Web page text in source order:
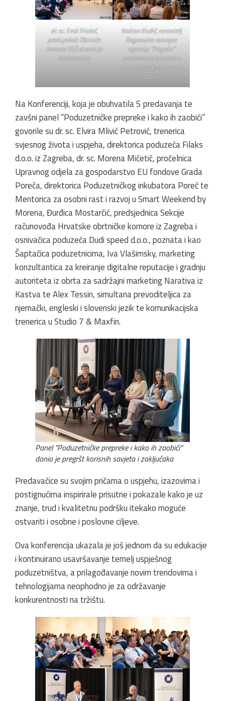
dr. sc. Emil Priskić,
predsjednik Obrtniče
komore PGŽ otvorio je
Konferenciju
Vedran Kružić, ravnatelj
Regionalne razvojne
agencije ”Prigoda”
pozdravio je prisutne u
ime Primorsko-goranske
županije
Na Konferenciji, koja je obuhvatila 5 predavanja te
zavšni panel ”Poduzetničke prepreke i kako ih zaobići”
govorile su dr. sc. Elvira Mlivić Petrović, trenerica
svjesnog života i uspjeha, direktorica poduzeća Filaks
d.o.o. iz Zagreba, dr. sc. Morena Mičetić, pročelnica
Upravnog odjela za gospodarstvo EU fondove Grada
Poreča, direktorica Poduzetničkog inkubatora Poreč te
Mentorica za osobni rast i razvoj u Smart Weekend by
Morena, Đurđica Mostarčić, predsjednica Sekcije
računovođa Hrvatske obrtničke komore iz Zagreba i
osnivačica poduzeća Dudi speed d.o.o., poznata i kao
Šaptačica poduzetnicima, Iva Vlašimsky, marketing
konzultantica za kreiranje digitalne reputacije i gradnju
autoriteta iz obrta za sadržajni marketing Narativa iz
Kastva te Alex Tessin, simultana prevoditeljica za
njemački, engleski i slovenski jezik te komunikacijska
trenerica u Studio 7 & Maxfin.
Panel ”Poduzetničke prepreke i kako ih zaobići”
donio je pregršt korisnih savjeta i zaključaka
Predavačice su svojim pričama o uspjehu, izazovima i
postignućima inspirirale prisutne i pokazale kako je uz
znanje, trud i kvalitetnu podršku itekako moguće
ostvariti i osobne i poslovne ciljeve.
Ova konferencija ukazala je još jednom da su edukacije
i kontinuirano usavršavanje temelj uspješnog
poduzetništva, a prilagođavanje novim trendovima i
tehnologijama neophodno je za održavanje
konkurentnosti na tržištu.